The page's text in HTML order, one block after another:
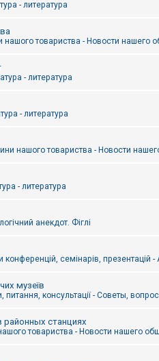
- литература
нашого товариства - Новости нашего
- литература
- литература
нашого товариства - Новости
- литература
анекдот. Фіглі
конференцій, семінарів, презентацій
музеїв
питання, консультації - Советы,
районных станциях
товариства - Новости нашего